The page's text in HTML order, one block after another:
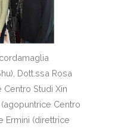
Dott.ssa Rosa
Studi Xin
Centro
Ermini (direttrice